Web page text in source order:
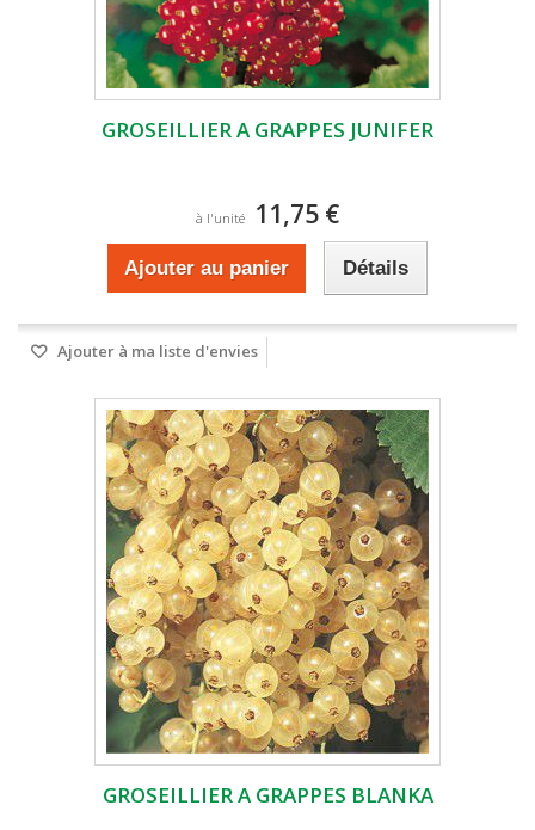
GROSEILLIER A GRAPPES JUNIFER
à l'unité 11,75 €
Ajouter au panier Détails
Ajouter à ma liste d'envies
GROSEILLIER A GRAPPES BLANKA